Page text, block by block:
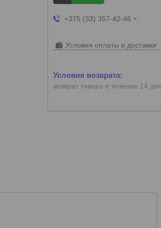
+375 (33) 357-42-46
Условия оплаты и доставки
возврат товара в течение 14